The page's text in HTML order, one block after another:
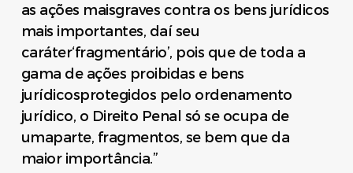
as ações maisgraves contra os bens jurídicos
mais importantes, daí seu
caráter‘fragmentário’, pois que de toda a
gama de ações proibidas e bens
jurídicosprotegidos pelo ordenamento
jurídico, o Direito Penal só se ocupa de
umaparte, fragmentos, se bem que da
maior importância.”